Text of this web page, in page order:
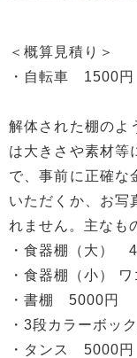
＜概算見積り＞
・自転車 1500円
解体された棚のよ
は大きさや素材等
で、事前に正確な
いただくか、お写
れません。主なも
・食器棚（大）
・食器棚（小）
・書棚 5000円
・3段カラーボッ
・タンス 5000円